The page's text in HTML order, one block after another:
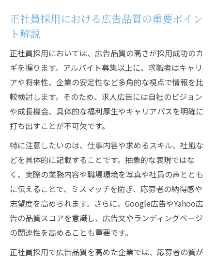
採用求人広告の品質改善でよくある失敗例
と対策
正社員応募獲得に必要な広告品質の極意
正社員採用で成果を出す広告品質の最重要
点
求人広告の品質を高めて正社員応募を増や
広告品質が正社員募集の応募率を左右する
採用求人広告で正社員採用率を上げる品質
改善策
正社員応募を集めるための広告品質スコア
活用術
正社員採用における広告品質の重要ポイン
ト解説
正社員採用においては、広告品質の高さが採用成功のカ
ギを握ります。アルバイト募集以上に、求職者はキャリ
アや将来性、企業の安定性など多角的な視点で情報を比
較検討します。そのため、求人広告には自社のビジョン
や成長機会、具体的な福利厚生やキャリアパスを明確に
打ち出すことが不可欠です。
特に注意したいのは、仕事内容や求めるスキル、社風な
どを具体的に記載することです。抽象的な表現ではな
く、実際の業務内容や職場環境を写真や社員の声ととも
に伝えることで、ミスマッチを防ぎ、応募者の納得感や
志望度を高められます。さらに、Google広告やYahoo広
告の品質スコアを意識し、広告文やランディングページ
の関連性を高めることも重要です。
正社員採用で広告品質を高めた企業では、応募者の質が